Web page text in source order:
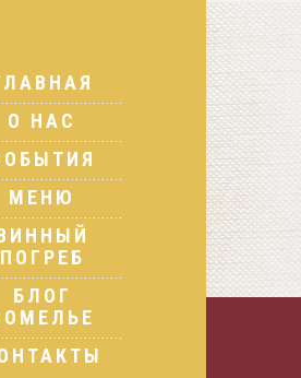
О НАС
МЕНЮ
ПОГРЕБ
БЛОГ